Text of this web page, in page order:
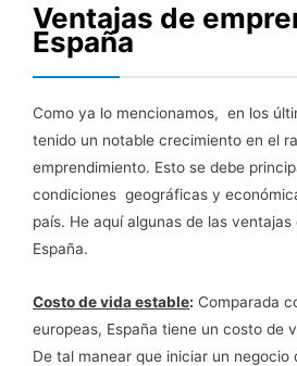
Ventajas de
España
Como ya lo mencionamos, en los
tenido un notable crecimiento en el
emprendimiento. Esto se debe
condiciones geográficas y
país. He aquí algunas de las
España.
Costo de vida estable: Comparada
europeas, España tiene un costo de
De tal manear que iniciar un negocio